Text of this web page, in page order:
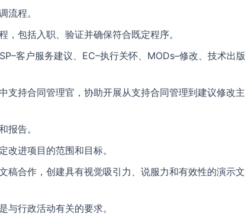
流程。
，包括入职、验证并确保符合既定程序。
客户服务建议、EC–执行关怀、MODs–修改、技术出版
支持合同管理官，协助开展从支持合同管理到建议修改主
报告。
改进项目的范围和目标。
稿合作，创建具有视觉吸引力、说服力和有效性的演示文
与行政活动有关的要求。